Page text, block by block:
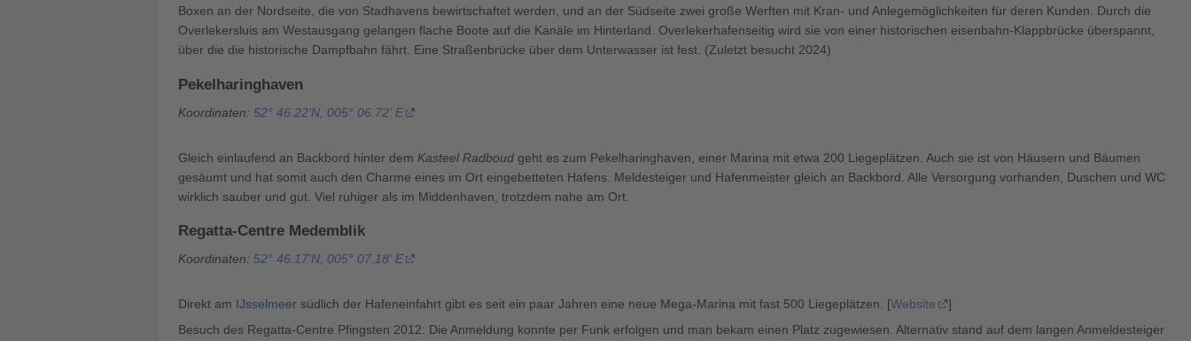
Boxen an der Nordseite, die von Stadhavens bewirtschaftet werden, und an der Südseite zwei große Werften mit Kran- und Anlegemöglichkeiten für deren Kunden. Durch die
Overlekersluis am Westausgang gelangen flache Boote auf die Kanäle im Hinterland. Overlekerhafenseitig wird sie von einer historischen eisenbahn-Klappbrücke überspannt,
über die die historische Dampfbahn fährt. Eine Straßenbrücke über dem Unterwasser ist fest. (Zuletzt besucht 2024)
Pekelharinghaven
Koordinaten: 52° 46.22'N, 005° 06.72' E
Gleich einlaufend an Backbord hinter dem Kasteel Radboud geht es zum Pekelharinghaven, einer Marina mit etwa 200 Liegeplätzen. Auch sie ist von Häusern und Bäumen
gesäumt und hat somit auch den Charme eines im Ort eingebetteten Hafens. Meldesteiger und Hafenmeister gleich an Backbord. Alle Versorgung vorhanden, Duschen und WC
wirklich sauber und gut. Viel ruhiger als im Middenhaven, trotzdem nahe am Ort.
Regatta-Centre Medemblik
Koordinaten: 52° 46.17'N, 005° 07.18' E
Direkt am IJsselmeer südlich der Hafeneinfahrt gibt es seit ein paar Jahren eine neue Mega-Marina mit fast 500 Liegeplätzen. [Website
]
Besuch des Regatta-Centre Pfingsten 2012: Die Anmeldung konnte per Funk erfolgen und man bekam einen Platz zugewiesen. Alternativ stand auf dem langen Anmeldesteiger